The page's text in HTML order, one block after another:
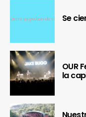
Se
OUR
la